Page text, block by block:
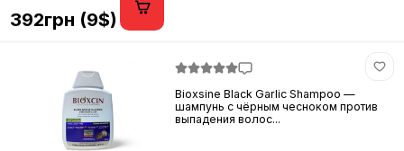
392грн (9$)
Bioxsine Black Garlic Shampoo —
шампунь с чёрным чесноком против
выпадения волос...